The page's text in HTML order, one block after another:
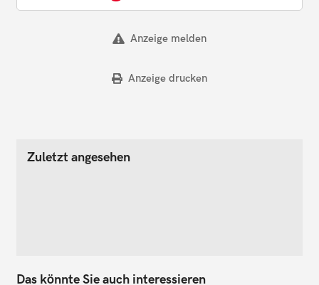
Anzeige melden
Anzeige drucken
Zuletzt angesehen
Das könnte Sie auch interessieren